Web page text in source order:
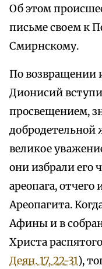
Об этом
письме своем к
Смирнскому.
По возвращении
Дионисий
просвещением,
добродетельной
великое
они избрали его
ареопага, отчего
Ареопагита.
Афины и в
Христа
Деян. 17, 22-31),